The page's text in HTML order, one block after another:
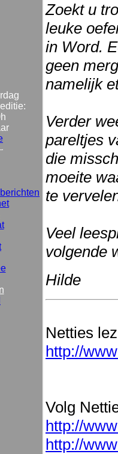
Zoekt u
leuke
in Word.
geen
namelijk
Verder
pareltjes
die
moeite
te
Veel
volgende
Hilde
Netties
http://
Volg
http://
http://